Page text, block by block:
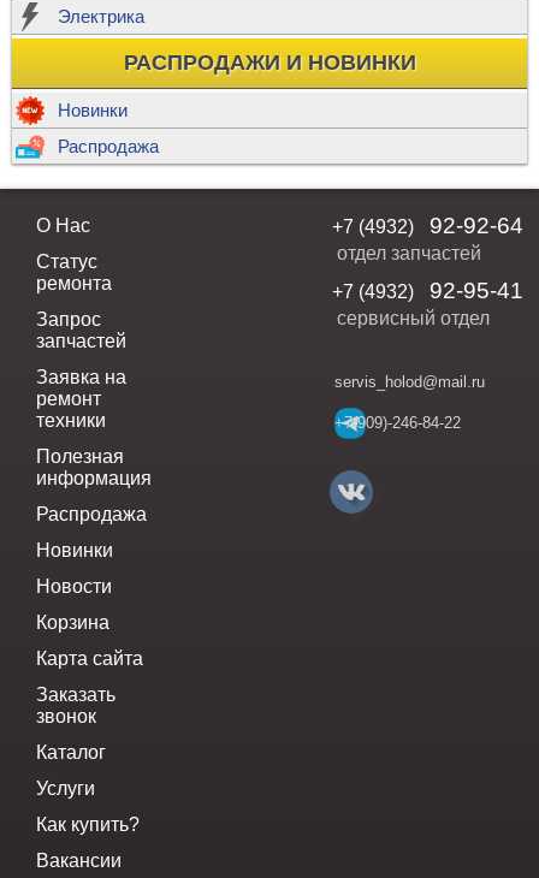
Электрика
РАСПРОДАЖИ И НОВИНКИ
Новинки
Распродажа
О Нас
Статус
ремонта
Запрос
запчастей
Заявка на
ремонт
техники
Полезная
информация
Распродажа
Новинки
Новости
Корзина
Карта сайта
Заказать
звонок
Каталог
Услуги
Как купить?
Вакансии
+7 (4932) 92-92-64
отдел запчастей
+7 (4932)
92-95-41
сервисный отдел
servis_holod@mail.ru
+7(909)-246-84-22